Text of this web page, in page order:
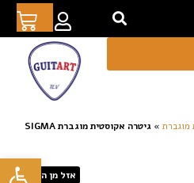
פתח
מוגברת »
גיטרה אקוסטית מוגברת SIGMA
אזל מן המלאי